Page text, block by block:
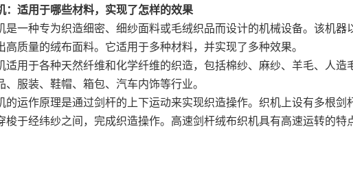
：适用于哪些材料，实现了怎样的效果
是一种专为织造细密、细纱面料或毛绒织品而设计的机械设备。该机
高质量的绒布面料。它适用于多种材料，并实现了多种效果。
适用于各种天然纤维和化学纤维的织造，包括棉纱、麻纱、羊毛、人造
、服装、鞋帽、箱包、汽车内饰等行业。
的运作原理是通过剑杆的上下运动来实现织造操作。织机上设有多根
梭于经纬纱之间，完成织造操作。高速剑杆绒布织机具有高速运转的